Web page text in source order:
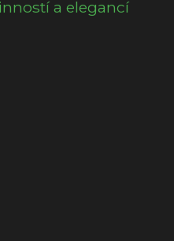
a elegancí